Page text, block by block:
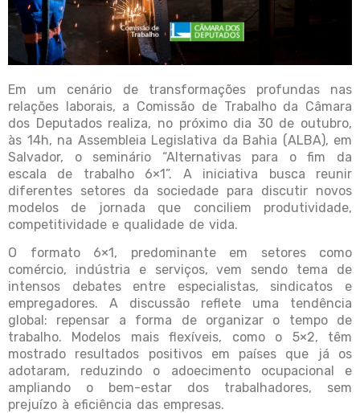
Em um cenário de transformações profundas nas
relações laborais, a Comissão de Trabalho da Câmara
dos Deputados realiza, no próximo dia 30 de outubro,
às 14h, na Assembleia Legislativa da Bahia (ALBA), em
Salvador, o seminário “Alternativas para o fim da
escala de trabalho 6×1”. A iniciativa busca reunir
diferentes setores da sociedade para discutir novos
modelos de jornada que conciliem produtividade,
competitividade e qualidade de vida.
O formato 6×1, predominante em setores como
comércio, indústria e serviços, vem sendo tema de
intensos debates entre especialistas, sindicatos e
empregadores. A discussão reflete uma tendência
global: repensar a forma de organizar o tempo de
trabalho. Modelos mais flexíveis, como o 5×2, têm
mostrado resultados positivos em países que já os
adotaram, reduzindo o adoecimento ocupacional e
ampliando o bem-estar dos trabalhadores, sem
prejuízo à eficiência das empresas.